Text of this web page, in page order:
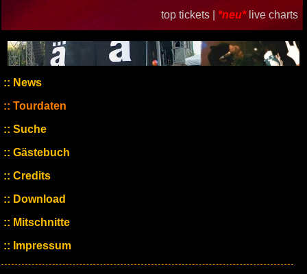
top tickets | *neu* live charts
News
Tourdaten
Suche
Gästebuch
Credits
Download
Mitschnitte
Impressum